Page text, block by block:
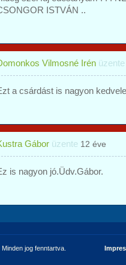
ISTVÁN ..
Vilmosné Irén
a csárdást is nagyon
Gábor üzente 12 éve
is nagyon jó.Üdv.Gábor.
jog fenntartva.